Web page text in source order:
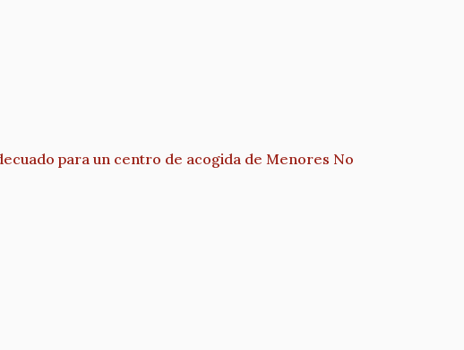
para un centro de acogida de Menores No